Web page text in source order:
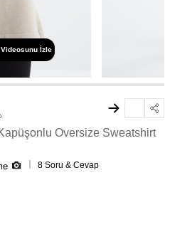
İzle
Oversize Sweatshirt
8 Soru & Cevap